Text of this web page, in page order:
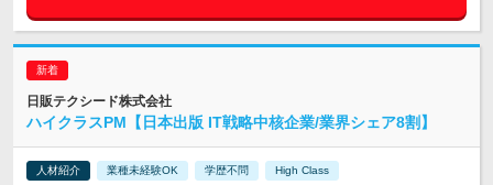
日販テクシード株式会社
ハイクラスPM【日本出版 IT戦略中核企業/業界シェア8割】
人材紹介 業種未経験OK 学歴不問 High Class